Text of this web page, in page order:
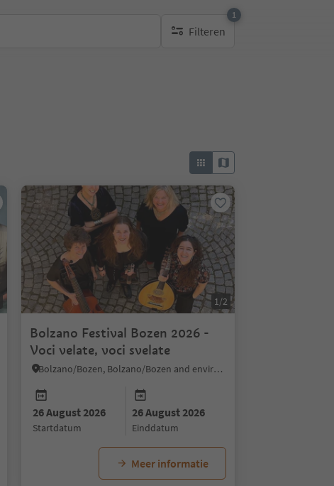
Filteren
1
1 actief filter
1/2
Bolzano Festival Bozen 2026 -
Voci velate, voci svelate
Bolzano/Bozen, Bolzano/Bozen and environs
26 August 2026
startdatum
26 August 2026
einddatum
Meer informatie